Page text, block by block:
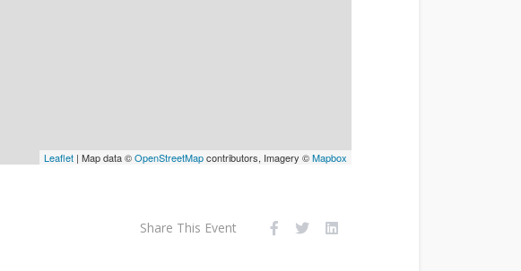
Leaflet | Map data ©OpenStreetMapcontributors, Imagery ©Mapbox
Share This Event